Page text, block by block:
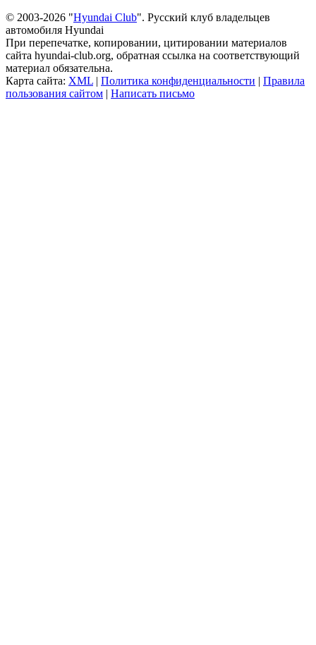
© 2003-2026 "Hyundai Club". Русский клуб владельцев
автомобиля Hyundai
При перепечатке, копировании, цитировании материалов
сайта hyundai-club.org, обратная ссылка на соответствующий
материал обязательна.
Карта сайта: XML | Политика конфиденциальности | Правила
пользования сайтом | Написать письмо